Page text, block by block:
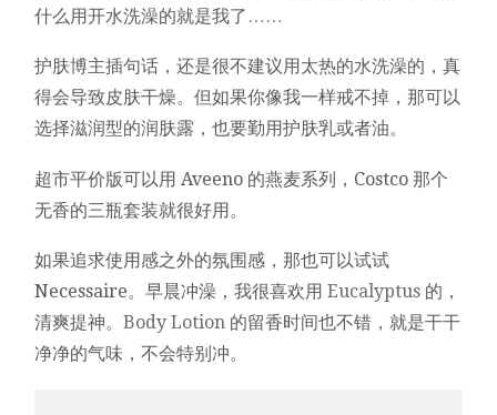
什么用开水洗澡的就是我了……
护肤博主插句话，还是很不建议用太热的水洗澡的，真
得会导致皮肤干燥。但如果你像我一样戒不掉，那可以
选择滋润型的润肤露，也要勤用护肤乳或者油。
超市平价版可以用 Aveeno 的燕麦系列，Costco 那个
无香的三瓶套装就很好用。
如果追求使用感之外的氛围感，那也可以试试
Necessaire。早晨冲澡，我很喜欢用Eucalyptus 的，
清爽提神。Body Lotion 的留香时间也不错，就是干干
净净的气味，不会特别冲。